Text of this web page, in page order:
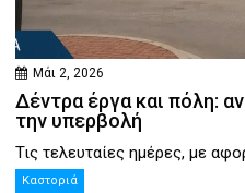
Μάι 2, 2026
Δέντρα έργα και πόλη:
την υπερβολή
Τις τελευταίες ημέρες, με
Καστοριά